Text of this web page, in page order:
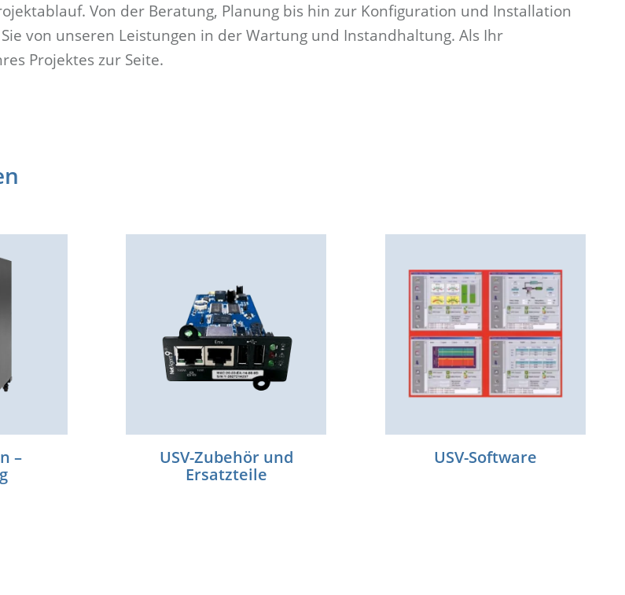
Von der Beratung, Planung bis hin zur Konfiguration und Installation
von unseren Leistungen in der Wartung und Instandhaltung. Als Ihr
Projektes zur Seite.
–
USV-Zubehör und
Ersatzteile
USV-Software